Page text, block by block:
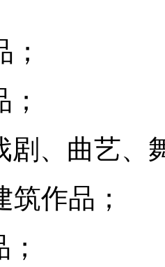
；
；
剧、曲艺
筑作品；
；